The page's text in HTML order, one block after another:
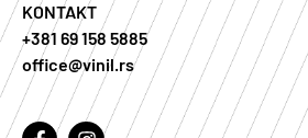
KONTAKT
+381 69 158 5885
office@vinil.rs